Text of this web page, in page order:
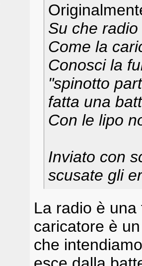
Su che
Come la
Conosci la
"spinotto
fatta una
Con le lipo
Inviato con
scusate gli
La radio è
caricatore è
che